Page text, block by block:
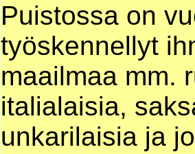
Puistossa on
työskennellyt
maailmaa mm.
italialaisia,
unkarilaisia ja